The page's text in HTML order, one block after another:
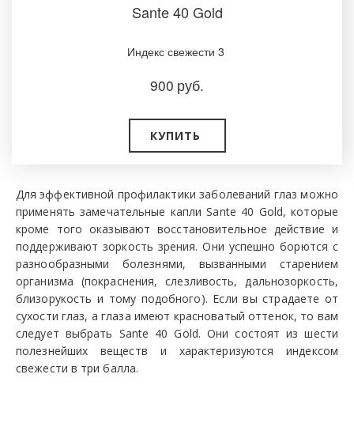
Sante 40 Gold
Индекс свежести 3
900 руб.
КУПИТЬ
Для эффективной профилактики заболеваний глаз можно
применять замечательные капли Sante 40 Gold, которые
кроме того оказывают восстановительное действие и
поддерживают зоркость зрения. Они успешно борются с
разнообразными болезнями, вызванными старением
организма (покраснения, слезливость, дальнозоркость,
близорукость и тому подобного). Если вы страдаете от
сухости глаз, а глаза имеют красноватый оттенок, то вам
следует выбрать Sante 40 Gold. Они состоят из шести
полезнейших веществ и характеризуются индексом
свежести в три балла.